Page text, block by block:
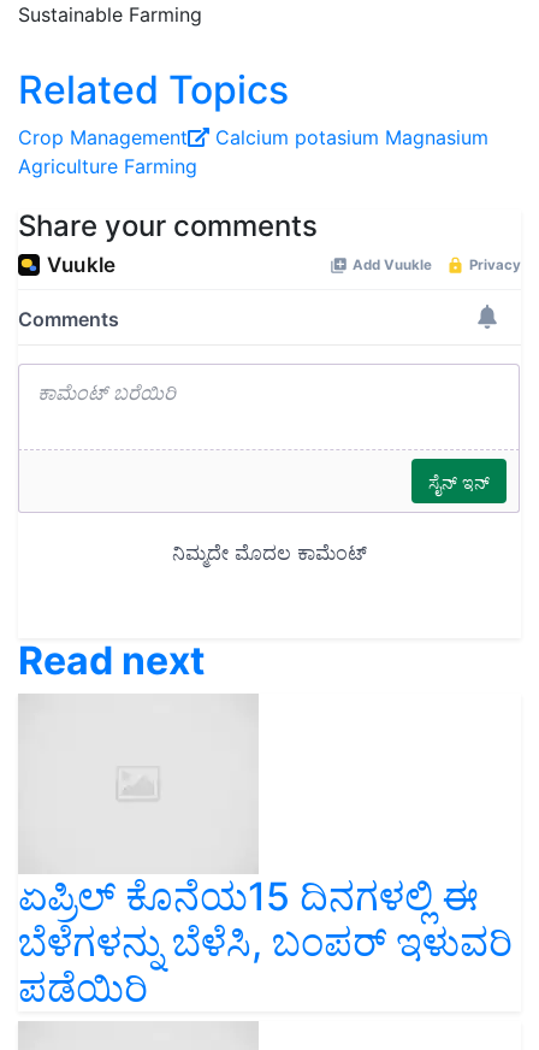
Sustainable Farming
Related Topics
Crop Management Calcium potasium Magnasium
Agriculture Farming
Share your comments
Read next
ಏಪ್ರಿಲ್ ಕೊನೆಯ15 ದಿನಗಳಲ್ಲಿ ಈ
ಬೆಳೆಗಳನ್ನು ಬೆಳೆಸಿ, ಬಂಪರ್‌ ಇಳುವರಿ
ಪಡೆಯಿರಿ